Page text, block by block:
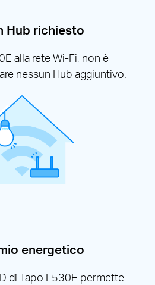
Hub richiesto
alla rete Wi-Fi, non è
nessun Hub aggiuntivo.
energetico
di Tapo L530E permette